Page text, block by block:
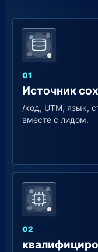
01
Источник
/код, UTM, язык,
вместе с лидом.
02